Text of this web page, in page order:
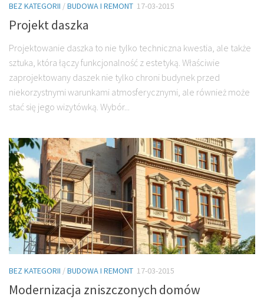
BEZ KATEGORII /BUDOWA I REMONT 17-03-2015
Projekt daszka
Projektowanie daszka to nie tylko techniczna kwestia, ale także
sztuka, która łączy funkcjonalność z estetyką. Właściwie
zaprojektowany daszek nie tylko chroni budynek przed
niekorzystnymi warunkami atmosferycznymi, ale również może
stać się jego wizytówką. Wybór...
BEZ KATEGORII /BUDOWA I REMONT 17-03-2015
Modernizacja zniszczonych domów